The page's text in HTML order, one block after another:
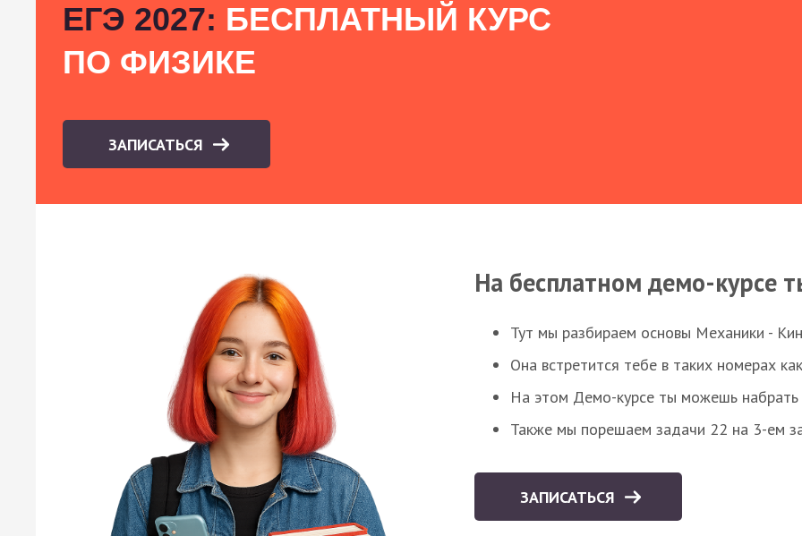
ЕГЭ 2027: БЕСПЛАТНЫЙ КУРС
ПО ФИЗИКЕ
ЗАПИСАТЬСЯ
На бесплатном демо-курсе
Тут мы разбираем основы Механики -
Она встретится тебе в таких номерах
На этом Демо-курсе ты можешь набрать
Также мы порешаем задачи 22 на 3-ем
ЗАПИСАТЬСЯ